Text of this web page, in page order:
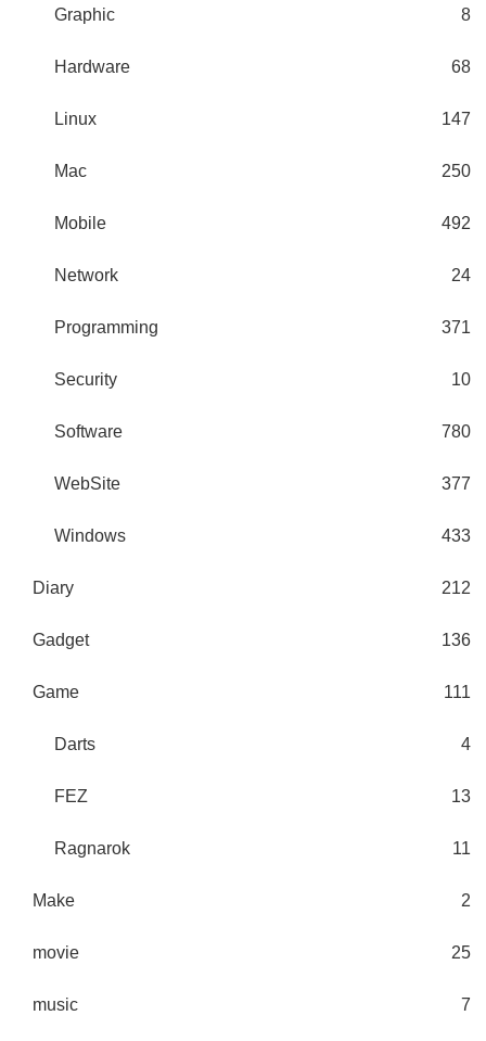
Graphic 8
Hardware 68
Linux 147
Mac 250
Mobile 492
Network 24
Programming 371
Security 10
Software 780
WebSite 377
Windows 433
Diary 212
Gadget 136
Game 111
Darts 4
FEZ 13
Ragnarok 11
Make 2
movie 25
music 7